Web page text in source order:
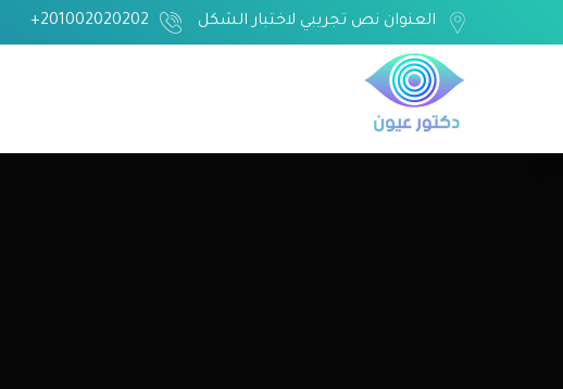
العنوان نص تجريبي لاختبار الشكل +201002020202